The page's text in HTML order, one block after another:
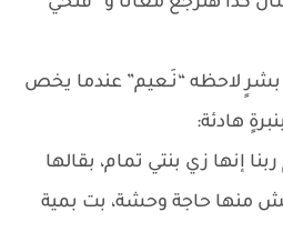
لاحظه “نَـعيم” عندما يخص
هادئة:
إنها زي بنتي تمام، بقالها
منها حاجة وحشة، بت بمية